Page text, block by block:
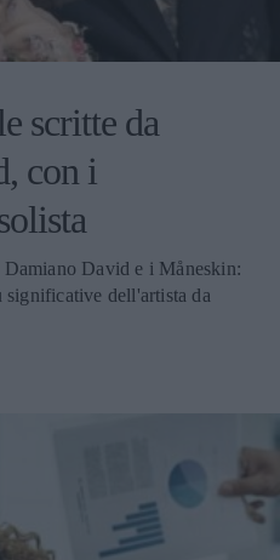
scritte da
con i
David e i Måneskin:
dell'artista da